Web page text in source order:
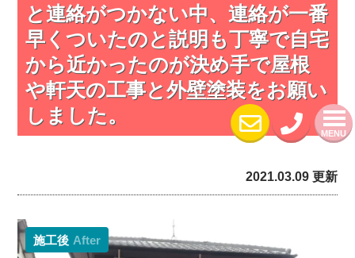
MENU
と連絡がつかない中、連絡が一番
早くついたのと説明も丁寧で自宅
から近かったのが決め手で屋根
や軒天の工事と外壁塗装をお願い
しました。
2021.03.09 更新
施工後 After